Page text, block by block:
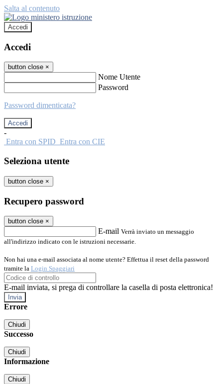
Salta al contenuto
Accedi
Accedi
button close ×
Nome Utente
Password
Password dimenticata?
-
Entra con SPID Entra con CIE
Seleziona utente
button close ×
Recupero password
button close ×
E-mail Verrà inviato un messaggio
all'indirizzo indicato con le istruzioni necessarie.
Non hai una e-mail associata al nome utente? Effettua il reset della password
tramite la Login Spaggiari
E-mail inviata, si prega di controllare la casella di posta elettronica!
Errore
Chiudi
Successo
Chiudi
Informazione
Chiudi